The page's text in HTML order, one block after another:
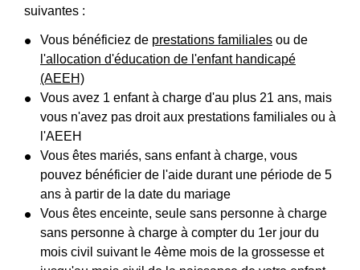
suivantes :
Vous bénéficiez de prestations familiales ou de
l'allocation d'éducation de l'enfant handicapé
(AEEH)
Vous avez 1 enfant à charge d'au plus 21 ans, mais
vous n'avez pas droit aux prestations familiales ou à
l'AEEH
Vous êtes mariés, sans enfant à charge, vous
pouvez bénéficier de l'aide durant une période de 5
ans à partir de la date du mariage
Vous êtes enceinte, seule sans personne à charge
sans personne à charge à compter du 1er jour du
mois civil suivant le 4ème mois de la grossesse et